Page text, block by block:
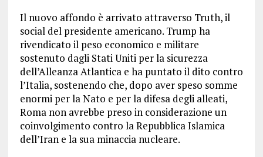
Il nuovo affondo è arrivato attraverso Truth, il
social del presidente americano. Trump ha
rivendicato il peso economico e militare
sostenuto dagli Stati Uniti per la sicurezza
dell’Alleanza Atlantica e ha puntato il dito contro
l’Italia, sostenendo che, dopo aver speso somme
enormi per la Nato e per la difesa degli alleati,
Roma non avrebbe preso in considerazione un
coinvolgimento contro la Repubblica Islamica
dell’Iran e la sua minaccia nucleare.